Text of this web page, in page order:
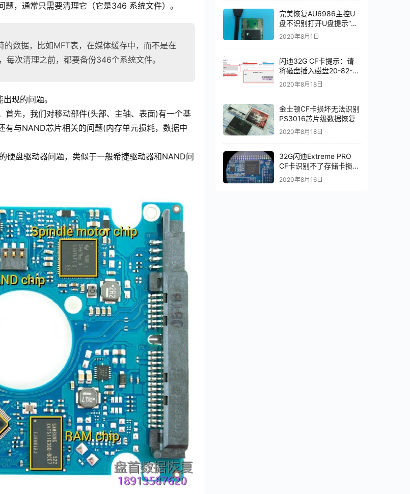
，通常只需要清理它（它是346 系统文件）。
数据，比如MFT表，在媒体缓存中，而不是在
次清理之前，都要备份346个系统文件。
现的问题。
先，我们对移动部件(头部、主轴、表面)有一个基
与NAND芯片相关的问题(内存单元损耗，数据中
硬盘驱动器问题，类似于一般希捷驱动器和NAND问
完美恢复AU6986主控U
盘不识别打开U盘提示“请
将磁盘插入驱动器”磁盘管
2020年8月1日
闪迪32G CF卡提示：请
将磁盘插入磁盘20-82-
00549芯片级数据恢复
2020年8月18日
金士顿CF卡损坏无法识别
PS3016芯片级数据恢复
2020年8月18日
32G闪迪Extreme PRO
CF卡识别不了存储卡损坏
数据恢复成功
2020年8月16日